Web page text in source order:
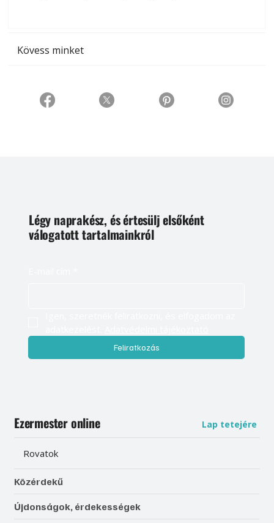
Kövess minket
Légy naprakész, és értesülj elsőként
válogatott tartalmainkról
Feliratkozás
Ezermester online Lap tetejére
Rovatok
Közérdekű
Újdonságok, érdekességek